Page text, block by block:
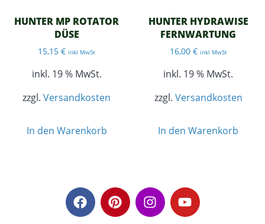
HUNTER MP ROTATOR
DÜSE
15,15€ inkl MwSt
inkl. 19 % MwSt.
zzgl.Versandkosten
In den Warenkorb
HUNTER HYDRAWISE
FERNWARTUNG
16,00 € inkl MwSt
inkl. 19 % MwSt.
zzgl. Versandkosten
In den Warenkorb